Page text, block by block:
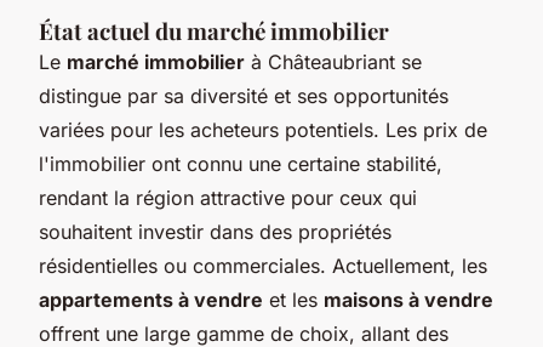
État actuel du marché immobilier
Le marché immobilier à Châteaubriant se
distingue par sa diversité et ses opportunités
variées pour les acheteurs potentiels. Les prix de
l'immobilier ont connu une certaine stabilité,
rendant la région attractive pour ceux qui
souhaitent investir dans des propriétés
résidentielles ou commerciales. Actuellement, les
appartements à vendre et les maisons à vendre
offrent une large gamme de choix, allant des